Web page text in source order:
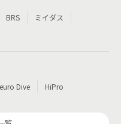
BRS
ミイダス
Dive HiPro